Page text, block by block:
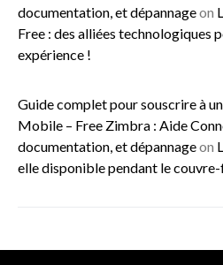
documentation, et dépannageon
Free : des alliées technologiques
expérience !
Guide complet pour souscrire à
Mobile – Free Zimbra : Aide
documentation, et dépannageon
elle disponible pendant le couvre-